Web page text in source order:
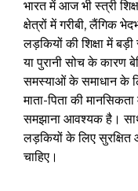
भारत में आज भी स्त्री
क्षेत्रों में गरीबी, लैंगिक
लड़कियों की शिक्षा में
या पुरानी सोच के कारण
समस्याओं के समाधान के
माता-पिता की
समझाना आवश्यक है।
लड़कियों के लिए सुरक्षित
चाहिए।